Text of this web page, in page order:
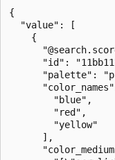
{
  "value": [
    {
"id":
"palette":
        "blue",
        "red",
        "yellow"
      ],